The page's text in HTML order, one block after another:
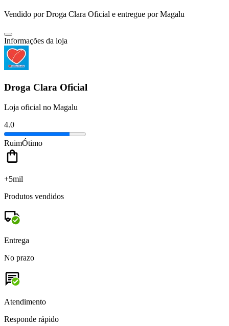
Vendido porDroga Clara Oficial e entregue por Magalu
Informações da loja
Droga Clara Oficial
Loja oficial no Magalu
4.0
RuimÓtimo
+5mil
Produtos vendidos
Entrega
No prazo
Atendimento
Responde rápido